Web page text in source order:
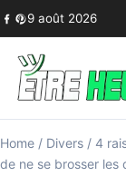
Skip to content
9 août 2026
Home / Divers / 4
de ne se brosser les